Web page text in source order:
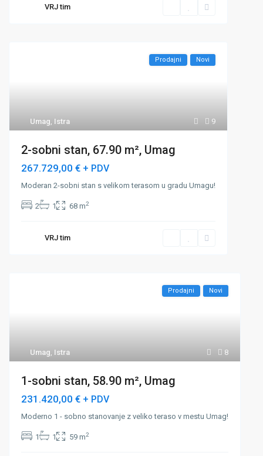
VRJ tim
9
Umag, Istra
Prodajni Novi
2-sobni stan, 67.90 m², Umag
267.729,00 € + PDV
Moderan 2-sobni stan s velikom terasom u gradu Umagu!
2 1 68 m2
VRJ tim
8
Umag, Istra
Prodajni Novi
1-sobni stan, 58.90 m², Umag
231.420,00 € + PDV
Moderno 1 - sobno stanovanje z veliko teraso v mestu Umag!
1 1 59 m2